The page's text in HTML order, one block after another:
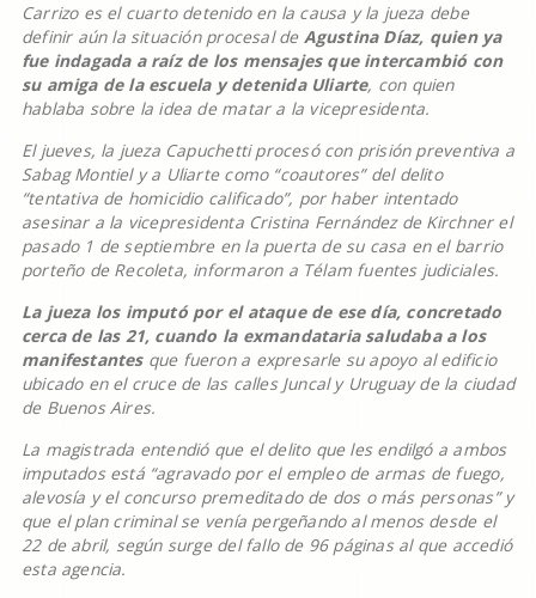
Carrizo es el cuarto detenido en la causa y la jueza debe
definir aún la situación procesal de Agustina Díaz, quien ya
fue indagada a raíz de los mensajes que intercambió con
su amiga de la escuela y detenida Uliarte, con quien
hablaba sobre la idea de matar a la vicepresidenta.
El jueves, la jueza Capuchetti procesó con prisión preventiva a
Sabag Montiel y a Uliarte como “coautores” del delito
“tentativa de homicidio calificado”, por haber intentado
asesinar a la vicepresidenta Cristina Fernández de Kirchner el
pasado 1 de septiembre en la puerta de su casa en el barrio
porteño de Recoleta, informaron a Télam fuentes judiciales.
La jueza los imputó por el ataque de ese día, concretado
cerca de las 21, cuando la exmandataria saludaba a los
manifestantesque fueron a expresarle su apoyo al edificio
ubicado en el cruce de las calles Juncal y Uruguay de la ciudad
de Buenos Aires.
La magistrada entendió que el delito que les endilgó a ambos
imputados está “agravado por el empleo de armas de fuego,
alevosía y el concurso premeditado de dos o más personas” y
que el plan criminal se venía pergeñando al menos desde el
22 de abril, según surge del fallo de 96 páginas al que accedió
esta agencia.